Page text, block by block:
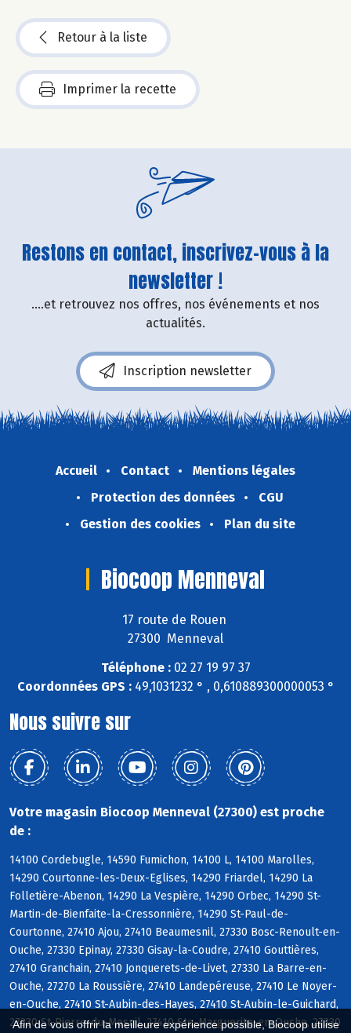
Afin de vous offrir la meilleure expérience possible, Biocoop utilise
Retour à la liste
Imprimer la recette
Restons en contact, inscrivez-vous à la
newsletter !
....et retrouvez nos offres, nos événements et nos
actualités.
Inscription newsletter
Accueil Contact
Mentions légales
Protection des données
CGU
Gestion des cookies
Plan du site
Biocoop Menneval
17 route de Rouen
27300 Menneval
Téléphone :02 27 19 97 37
Coordonnées GPS :49,1031232 ° , 0,610889300000053 °
Nous suivre sur
Votre magasin Biocoop Menneval (27300) est proche
de :
14100 Cordebugle, 14590 Fumichon, 14100 L, 14100 Marolles,
14290 Courtonne-les-Deux-Eglises, 14290 Friardel, 14290 La
Folletière-Abenon, 14290 La Vespière, 14290 Orbec, 14290 St-
Martin-de-Bienfaite-la-Cressonnière, 14290 St-Paul-de-
Courtonne, 27410 Ajou, 27410 Beaumesnil, 27330 Bosc-Renoult-en-
Ouche, 27330 Epinay, 27330 Gisay-la-Coudre, 27410 Gouttières,
27410 Granchain, 27410 Jonquerets-de-Livet, 27330 La Barre-en-
Ouche, 27270 La Roussière, 27410 Landepéreuse, 27410 Le Noyer-
en-Ouche, 27410 St-Aubin-des-Hayes, 27410 St-Aubin-le-Guichard,
27330 St-Pierre-du-Mesnil, 27410 Ste-Marguerite-en-Ouche, 27330